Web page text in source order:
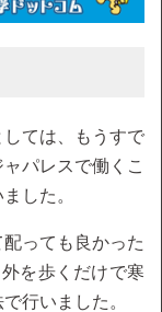
しては、もうすで
パレスで働くこ
した。
っても良かった
を歩くだけで寒
行いました。